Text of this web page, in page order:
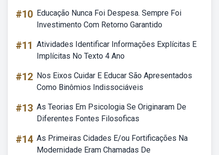
#10 Educação Nunca Foi Despesa. Sempre Foi
Investimento Com Retorno Garantido
#11 Atividades Identificar Informações Explícitas E
Implícitas No Texto 4 Ano
#12 Nos Eixos Cuidar E Educar São Apresentados
Como Binômios Indissociáveis
#13 As Teorias Em Psicologia Se Originaram De
Diferentes Fontes Filosoficas
#14 As Primeiras Cidades E/ou Fortificações Na
Modernidade Eram Chamadas De